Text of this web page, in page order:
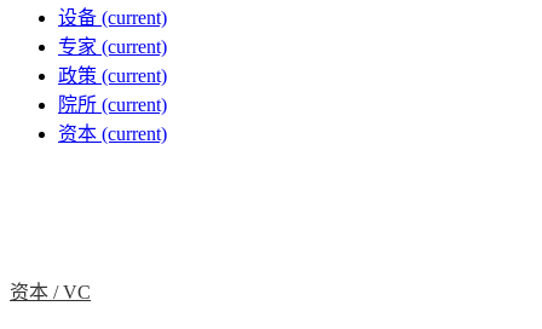
设备 (current)
专家 (current)
政策 (current)
院所 (current)
资本 (current)
资本 /VC